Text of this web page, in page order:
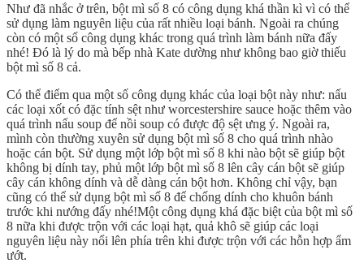
Như đã nhắc ở trên, bột mì số 8 có công dụng khá thần kì vì có thể
sử dụng làm nguyên liệu của rất nhiều loại bánh. Ngoài ra chúng
còn có một số công dụng khác trong quá trình làm bánh nữa đấy
nhé! Đó là lý do mà bếp nhà Kate dường như không bao giờ thiếu
bột mì số 8 cả.
Có thể điểm qua một số công dụng khác của loại bột này như: nấu
các loại xốt có đặc tính sệt như worcestershire sauce hoặc thêm vào
quá trình nấu soup để nồi soup có được độ sệt ưng ý. Ngoài ra,
mình còn thường xuyên sử dụng bột mì số 8 cho quá trình nhào
hoặc cán bột. Sử dụng một lớp bột mì số 8 khi nào bột sẽ giúp bột
không bị dính tay, phủ một lớp bột mì số 8 lên cây cán bột sẽ giúp
cây cán không dính và dễ dàng cán bột hơn. Không chỉ vậy, bạn
cũng có thể sử dụng bột mì số 8 để chống dính cho khuôn bánh
trước khi nướng đấy nhé!Một công dụng khá đặc biệt của bột mì số
8 nữa khi được trộn với các loại hạt, quả khô sẽ giúp các loại
nguyên liệu này nổi lên phía trên khi được trộn với các hỗn hợp ẩm
ướt.